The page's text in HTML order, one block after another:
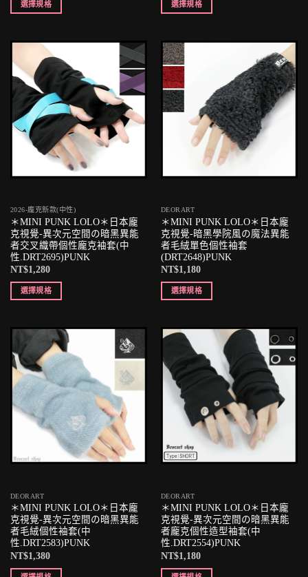
選擇規格 選擇規格
2026-龐克新款(中性)
＊MINI PUNK LOLO＊日本龐
克視覺-異次元空間の暗黑異能
者交叉織帶個性龐克袖套(中
性.DRT2695)PUNK
NT$1,280
選擇規格
DEORART
＊MINI PUNK LOLO＊日本龐
克視覺-暗黑學院風の魔法異能
者毛絨單色個性袖套
(DRT2648)PUNK
NT$1,180
選擇規格
DEORART
＊MINI PUNK LOLO＊日本龐
克視覺-異次元空間の暗黑異能
者毛絨個性袖套(中
性.DRT2583)PUNK
NT$1,380
DEORART
＊MINI PUNK LOLO＊日本龐
克視覺-異次元空間の暗黑異能
者龐克個性造型袖套(中
性.DRT2554)PUNK
NT$1,180